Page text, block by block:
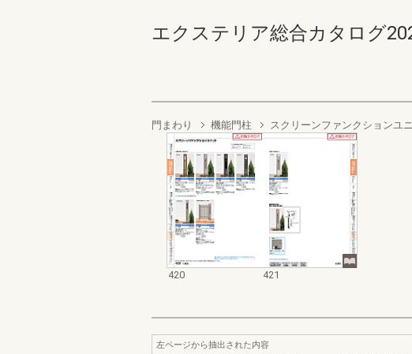
エクステリア総合カタログ
門まわり 機能門柱 スクリーンファンクションユ
420 421
左ページから抽出された内容